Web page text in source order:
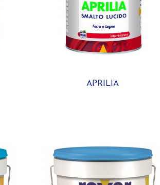
APRILIA